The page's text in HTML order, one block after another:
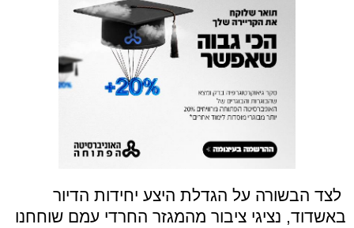
לצד הבשורה על הגדלת היצע יחידות הדיור
באשדוד, נציגי ציבור מהמגזר החרדי עמם שוחחנו